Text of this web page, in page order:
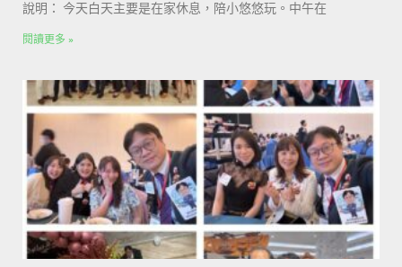
說明： 今天白天主要是在家休息，陪小悠悠玩。中午在
閱讀更多 »